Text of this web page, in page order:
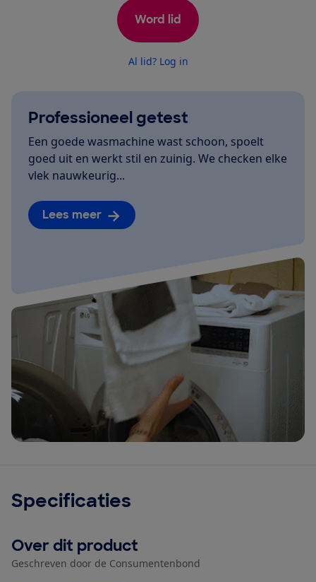
Word lid
Al lid? Log in
Professioneel getest
Een goede wasmachine wast schoon, spoelt
goed uit en werkt stil en zuinig. We checken elke
vlek nauwkeurig...
Lees meer
Specificaties
Over dit product
Geschreven door de Consumentenbond